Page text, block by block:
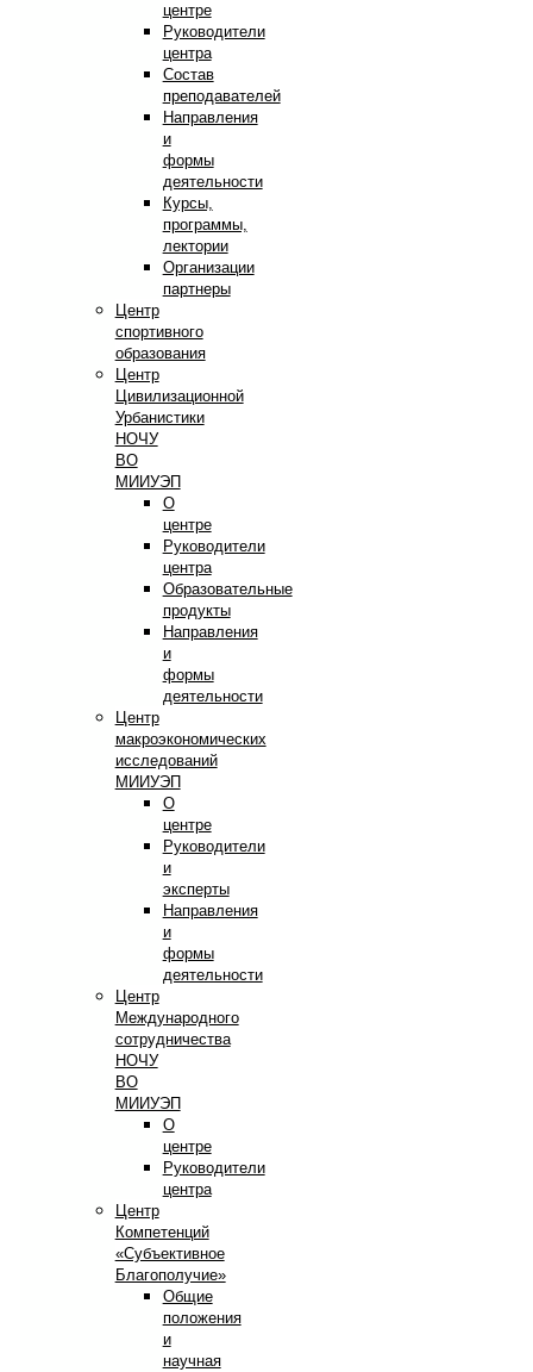
центре
Руководители
центра
Состав
преподавателей
Направления
и
формы
деятельности
Курсы,
программы,
лектории
Организации
партнеры
Центр
спортивного
образования
Центр
Цивилизационной
Урбанистики
НОЧУ
ВО
МИИУЭП
О
центре
Руководители
центра
Образовательные
продукты
Направления
и
формы
деятельности
Центр
макроэкономических
исследований
МИИУЭП
О
центре
Руководители
и
эксперты
Направления
и
формы
деятельности
Центр
Международного
сотрудничества
НОЧУ
ВО
МИИУЭП
О
центре
Руководители
центра
Центр
Компетенций
«Субъективное
Благополучие»
Общие
положения
и
научная